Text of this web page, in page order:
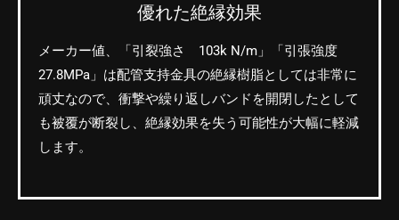
優れた絶縁効果
メーカー値、「引裂強さ 103k N/m」「引張強度
27.8MPa」は配管支持金具の絶縁樹脂としては非常に
頑丈なので、衝撃や繰り返しバンドを開閉したとして
も被覆が断裂し、絶縁効果を失う可能性が大幅に軽減
します。